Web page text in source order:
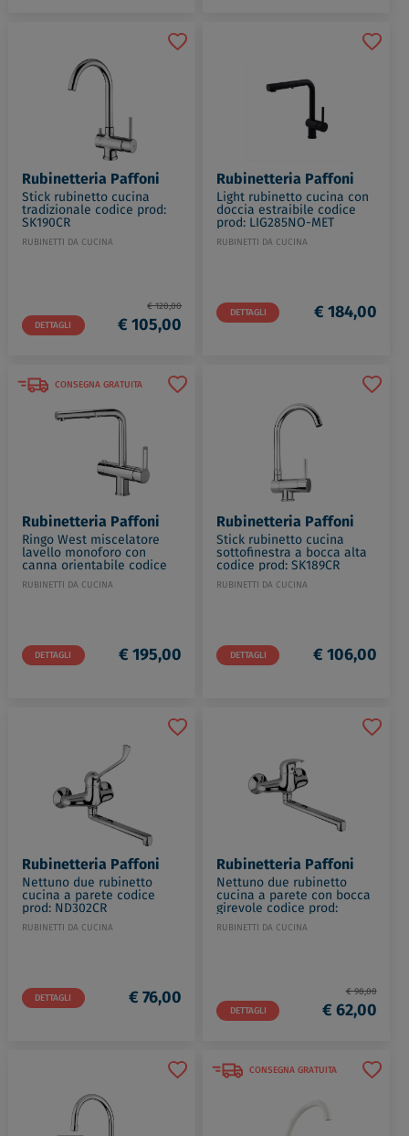
Rubinetteria Paffoni
Stick rubinetto cucina
tradizionale codice prod:
SK190CR
RUBINETTI DA CUCINA
DETTAGLI
€ 120,00
€ 105,00
Rubinetteria Paffoni
Light rubinetto cucina con
doccia estraibile codice
prod: LIG285NO-MET
RUBINETTI DA CUCINA
DETTAGLI € 184,00
CONSEGNA GRATUITA
Rubinetteria Paffoni
Ringo West miscelatore
lavello monoforo con
canna orientabile codice
prod: RIN295CR-MET
RUBINETTI DA CUCINA
DETTAGLI € 195,00
Rubinetteria Paffoni
Stick rubinetto cucina
sottofinestra a bocca alta
codice prod: SK189CR
RUBINETTI DA CUCINA
DETTAGLI € 106,00
Rubinetteria Paffoni
Nettuno due rubinetto
cucina a parete codice
prod: ND302CR
RUBINETTI DA CUCINA
DETTAGLI € 76,00
Rubinetteria Paffoni
Nettuno due rubinetto
cucina a parete con bocca
girevole codice prod:
ND161CR
RUBINETTI DA CUCINA
DETTAGLI
€ 98,00
€ 62,00
CONSEGNA GRATUITA